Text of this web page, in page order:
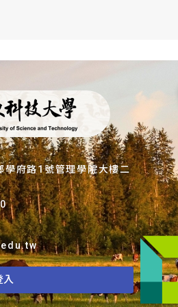
府路1號管理學院大樓二
入